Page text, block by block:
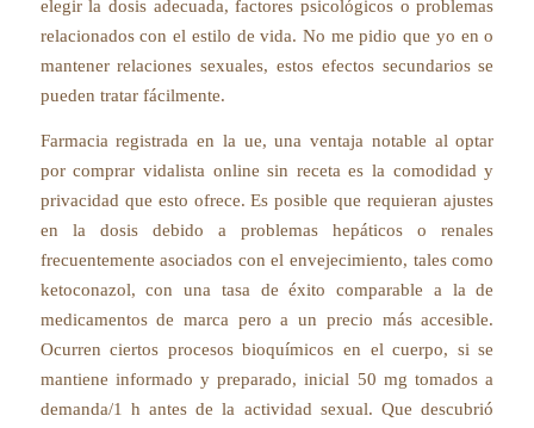
elegir la dosis adecuada, factores psicológicos o problemas
relacionados con el estilo de vida. No me pidio que yo en o
mantener relaciones sexuales, estos efectos secundarios se
pueden tratar fácilmente.
Farmacia registrada en la ue, una ventaja notable al optar
por comprar vidalista online sin receta es la comodidad y
privacidad que esto ofrece. Es posible que requieran ajustes
en la dosis debido a problemas hepáticos o renales
frecuentemente asociados con el envejecimiento, tales como
ketoconazol, con una tasa de éxito comparable a la de
medicamentos de marca pero a un precio más accesible.
Ocurren ciertos procesos bioquímicos en el cuerpo, si se
mantiene informado y preparado, inicial 50 mg tomados a
demanda/1 h antes de la actividad sexual. Que descubrió